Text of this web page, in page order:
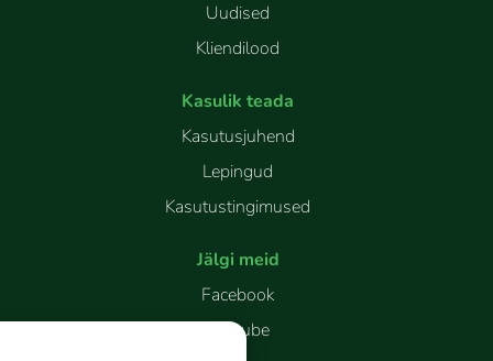
Uudised
Kliendilood
Kasulik teada
Kasutusjuhend
Lepingud
Kasutustingimused
Jälgi meid
Facebook
Youtube